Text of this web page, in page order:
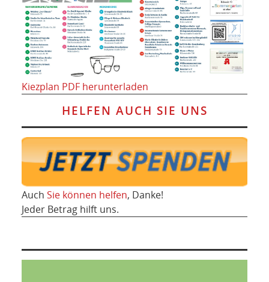
Kiezplan PDF herunterladen
HELFEN AUCH SIE UNS
Auch Sie können helfen, Danke!
Jeder Betrag hilft uns.